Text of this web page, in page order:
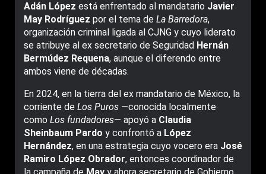
Adán López está enfrentado al mandatario Javier
May Rodríguez por el tema de La Barredora,
organización criminal ligada al CJNG y cuyo liderato
se atribuye al ex secretario de Seguridad Hernán
Bermúdez Requena, aunque el diferendo entre
ambos viene de décadas.
En 2024, en la tierra del ex mandatario de México, la
corriente de Los Puros —conocida localmente
como Los fundadores— apoyó a Claudia
Sheinbaum Pardo y confrontó a López
Hernández, en una estrategia cuyo vocero era José
Ramiro López Obrador, entonces coordinador de